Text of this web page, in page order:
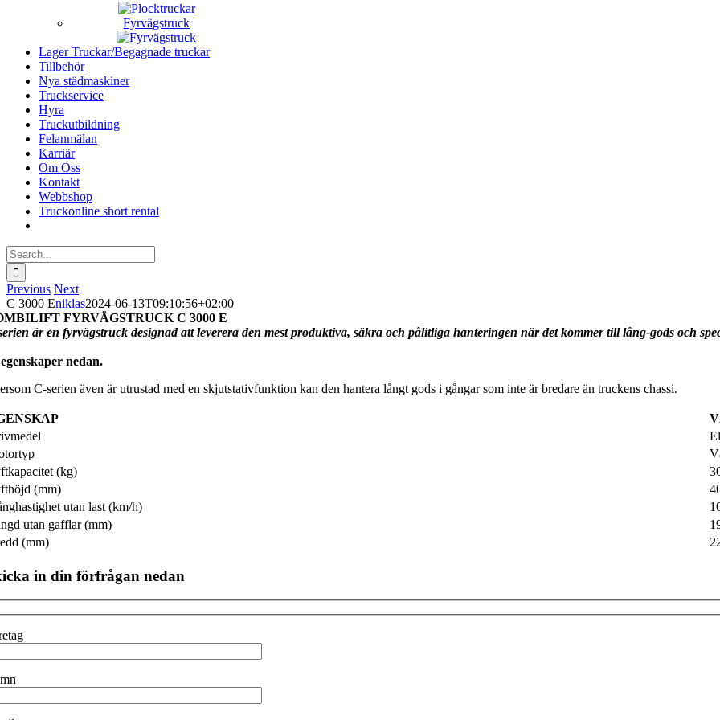
Fyrvägstruck
Lager Truckar/Begagnade truckar
Tillbehör
Nya städmaskiner
Truckservice
Hyra
Truckutbildning
Felanmälan
Karriär
Om Oss
Kontakt
Webbshop
Truckonline short rental
Search
for:
Previous Next
C 3000 Eniklas2024-06-13T09:10:56+02:00
FYRVÄGSTRUCK C 3000 E
är en fyrvägstruck designad att leverera den mest produktiva, säkra och pålitliga hanteringen när det kommer till lång-gods och
egenskaper nedan.
C-serien även är utrustad med en skjutstativfunktion kan den hantera långt gods i gångar som inte är bredare än truckens chassi.
El
(kg)
(mm)
utan last (km/h)
utan gafflar (mm)
(mm)
in din förfrågan nedan